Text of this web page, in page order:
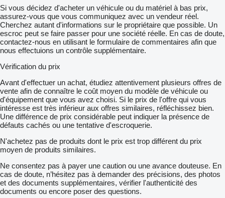
Si vous décidez d'acheter un véhicule ou du matériel à bas prix,
assurez-vous que vous communiquez avec un vendeur réel.
Cherchez autant d'informations sur le propriétaire que possible. Un
escroc peut se faire passer pour une société réelle. En cas de doute,
contactez-nous en utilisant le formulaire de commentaires afin que
nous effectuions un contrôle supplémentaire.
Vérification du prix
Avant d'effectuer un achat, étudiez attentivement plusieurs offres de
vente afin de connaître le coût moyen du modèle de véhicule ou
d'équipement que vous avez choisi. Si le prix de l'offre qui vous
intéresse est très inférieur aux offres similaires, réfléchissez bien.
Une différence de prix considérable peut indiquer la présence de
défauts cachés ou une tentative d'escroquerie.
N'achetez pas de produits dont le prix est trop différent du prix
moyen de produits similaires.
Ne consentez pas à payer une caution ou une avance douteuse. En
cas de doute, n’hésitez pas à demander des précisions, des photos
et des documents supplémentaires, vérifier l'authenticité des
documents ou encore poser des questions.